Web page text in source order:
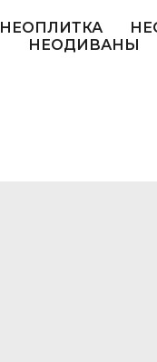
НЕОПЛИТКА
НЕОДИВАНЫ